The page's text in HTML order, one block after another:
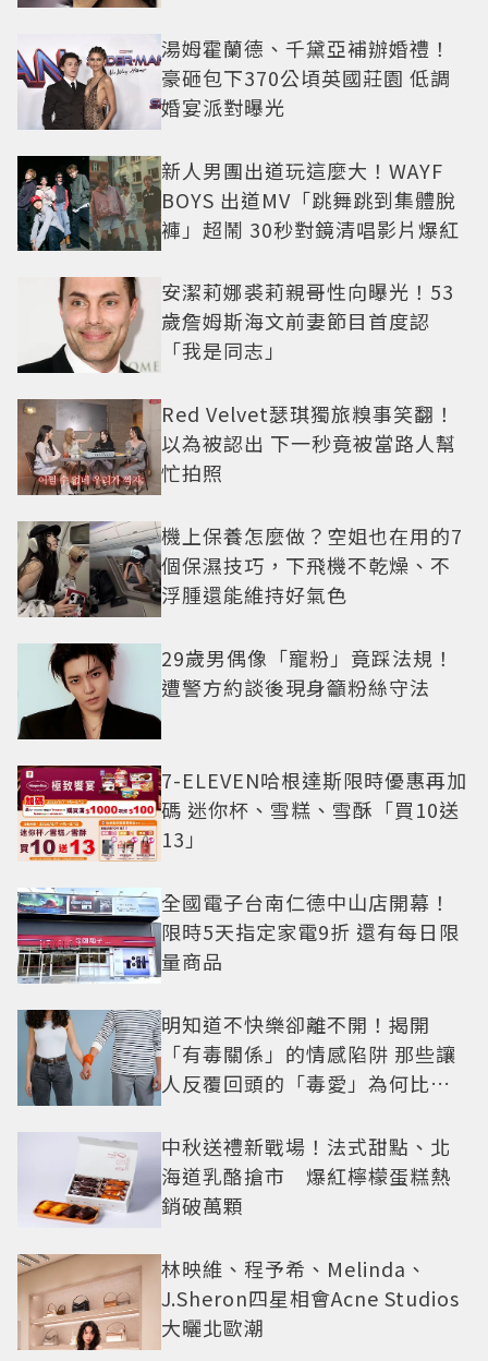
湯姆霍蘭德、千黛亞補辦婚禮！
豪砸包下370公頃英國莊園 低調
婚宴派對曝光
新人男團出道玩這麼大！WAYF
BOYS 出道MV「跳舞跳到集體脫
褲」超鬧 30秒對鏡清唱影片爆紅
安潔莉娜裘莉親哥性向曝光！53
歲詹姆斯海文前妻節目首度認
「我是同志」
Red Velvet瑟琪獨旅糗事笑翻！
以為被認出 下一秒竟被當路人幫
忙拍照
機上保養怎麼做？空姐也在用的7
個保濕技巧，下飛機不乾燥、不
浮腫還能維持好氣色
29歲男偶像「寵粉」竟踩法規！
遭警方約談後現身籲粉絲守法
7-ELEVEN哈根達斯限時優惠再加
碼 迷你杯、雪糕、雪酥「買10送
13」
全國電子台南仁德中山店開幕！
限時5天指定家電9折 還有每日限
量商品
明知道不快樂卻離不開！揭開
「有毒關係」的情感陷阱 那些讓
人反覆回頭的「毒愛」為何比菸
中秋送禮新戰場！法式甜點、北
海道乳酪搶市 爆紅檸檬蛋糕熱
銷破萬顆
林映維、程予希、Melinda、
J.Sheron四星相會Acne Studios
大曬北歐潮